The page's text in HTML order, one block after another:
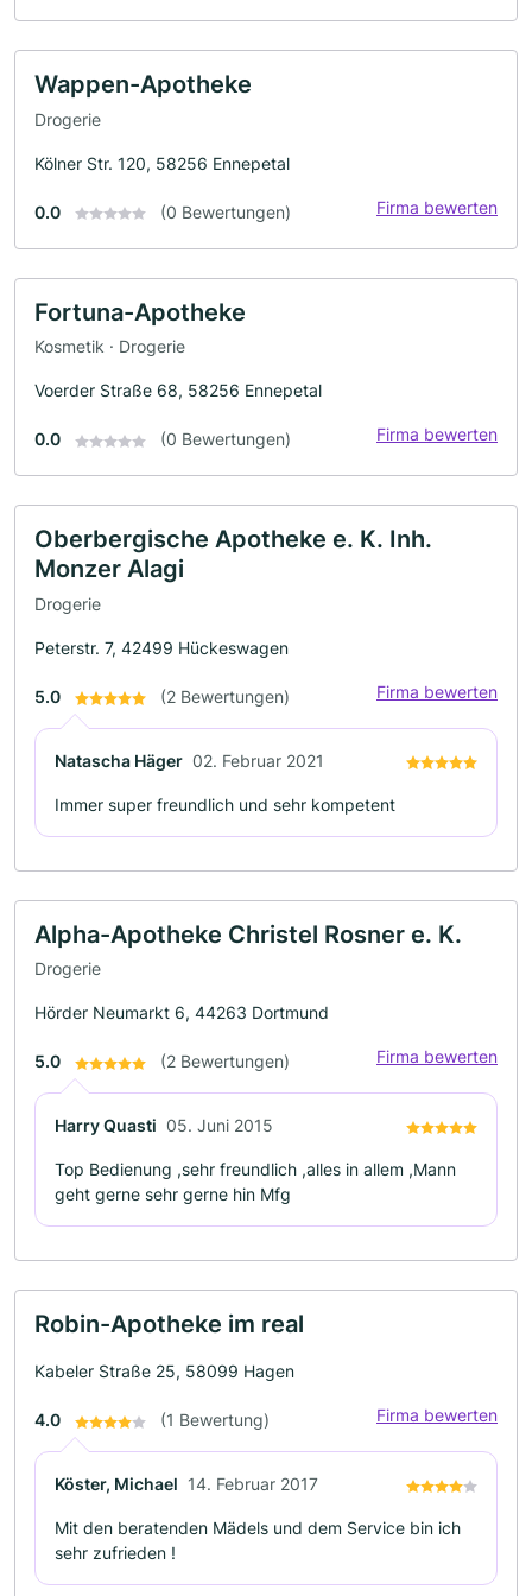
Wappen-Apotheke
Drogerie
Kölner Str. 120, 58256 Ennepetal
0.0 (0 Bewertungen) Firma bewerten
Fortuna-Apotheke
Kosmetik · Drogerie
Voerder Straße 68, 58256 Ennepetal
0.0 (0 Bewertungen) Firma bewerten
Oberbergische Apotheke e. K. Inh.
Monzer Alagi
Drogerie
Peterstr. 7, 42499 Hückeswagen
5.0 (2 Bewertungen) Firma bewerten
Natascha Häger 02. Februar 2021
Immer super freundlich und sehr kompetent
Alpha-Apotheke Christel Rosner e. K.
Drogerie
Hörder Neumarkt 6, 44263 Dortmund
5.0 (2 Bewertungen) Firma bewerten
Harry Quasti 05. Juni 2015
Top Bedienung ,sehr freundlich ,alles in allem ,Mann
geht gerne sehr gerne hin Mfg
Robin-Apotheke im real
Kabeler Straße 25, 58099 Hagen
4.0 (1 Bewertung) Firma bewerten
Köster, Michael 14. Februar 2017
Mit den beratenden Mädels und dem Service bin ich
sehr zufrieden !